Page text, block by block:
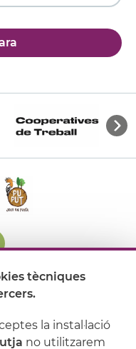
tècniques
la instal·lació
no utilitzarem